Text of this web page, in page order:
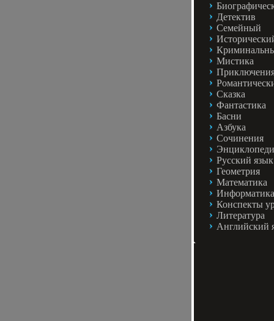
Детектив
Семейный
Мистика
Сказка
Фантастика
Басни
Азбука
Сочинения
Русский язык
Геометрия
Математика
Информатика
Конспекты
Литература
Английский